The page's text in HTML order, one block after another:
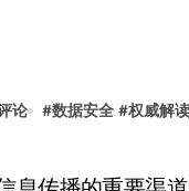
：站长资源动态跨界
论 #数据安全 #权威解读